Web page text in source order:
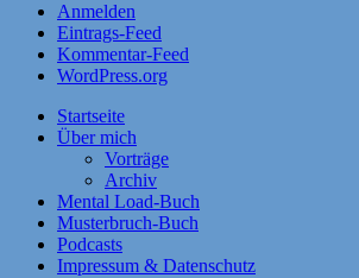
Anmelden
Eintrags-Feed
Kommentar-Feed
WordPress.org
Startseite
Über mich
Vorträge
Archiv
Mental Load-Buch
Musterbruch-Buch
Podcasts
Impressum & Datenschutz